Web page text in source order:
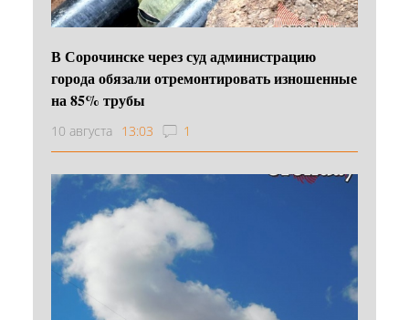
В Сорочинске через суд администрацию
города обязали отремонтировать изношенные
на 85% трубы
10 августа 13:03 1